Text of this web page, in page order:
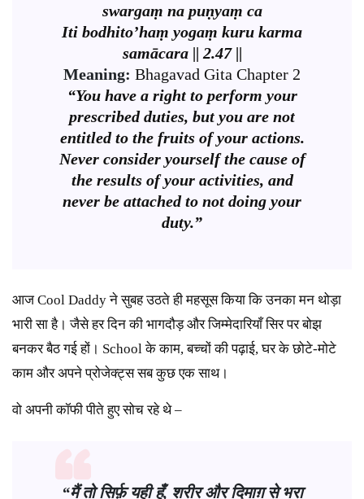
swargaṃ na puṇyaṃ ca
Iti bodhito’haṃ yogaṃ kuru karma
samācara || 2.47 ||
Meaning: Bhagavad Gita Chapter 2
“You have a right to perform your
prescribed duties, but you are not
entitled to the fruits of your actions.
Never consider yourself the cause of
the results of your activities, and
never be attached to not doing your
duty.”
आज Cool Daddy ने सुबह उठते ही महसूस किया कि उनका मन थोड़ा
भारी सा है। जैसे हर दिन की भागदौड़ और जिम्मेदारियाँ सिर पर बोझ
बनकर बैठ गई हों। School के काम, बच्चों की पढ़ाई, घर के छोटे-मोटे
काम और अपने प्रोजेक्ट्स सब कुछ एक साथ।
वो अपनी कॉफी पीते हुए सोच रहे थे –
“मैं तो सिर्फ़ यही हूँ, शरीर और दिमाग़ से भरा